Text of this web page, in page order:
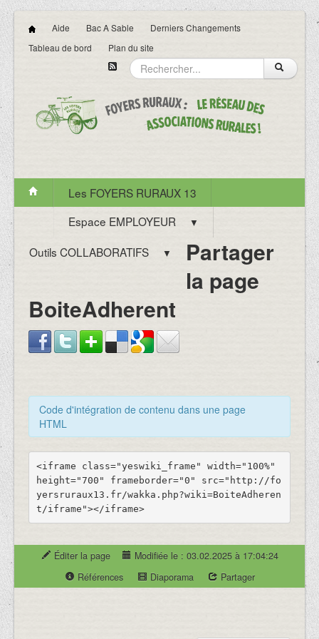
Aide Bac A Sable
Derniers Changements
Tableau de bord
Plan du site
Les FOYERS RURAUX 13
Espace EMPLOYEUR
▼
Outils COLLABORATIFS ▼
Partager
la page
BoiteAdherent
Code d'intégration de contenu dans une page
HTML
<iframe class="yeswiki_frame" width="100%"
height="700" frameborder="0" src="http://fo
yersruraux13.fr/wakka.php?wiki=BoiteAdheren
t/iframe"></iframe>
Éditer la page
Modifiée le : 03.02.2025 à 17:04:24
Références
Diaporama Partager